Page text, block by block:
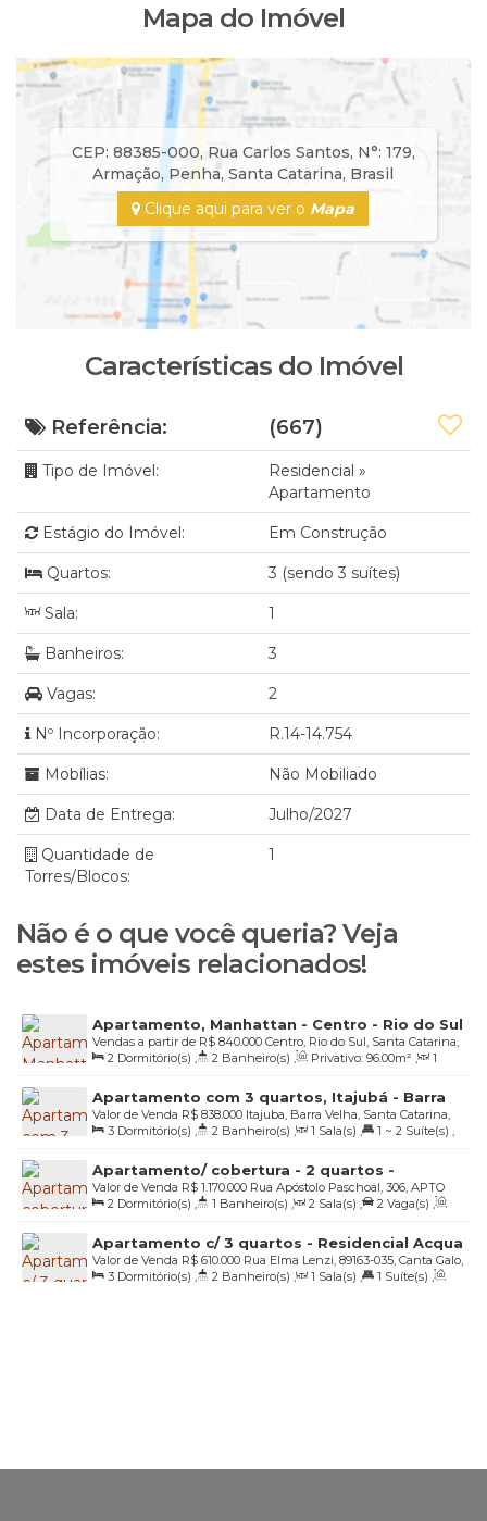
Mapa do Imóvel
CEP: 88385-000, Rua Carlos Santos, N°: 179,
Armação, Penha,Santa Catarina, Brasil
Clique aqui para ver o Mapa
Características do Imóvel
Referência: (667)
Tipo de Imóvel: Residencial »
Apartamento
Estágio do Imóvel: Em Construção
Quartos: 3 (sendo 3 suítes)
Sala: 1
Banheiros: 3
Vagas: 2
Nº Incorporação: R.14-14.754
Mobílias: Não Mobiliado
Data de Entrega: Julho/2027
Quantidade de
Torres/Blocos:
1
Não é o que você queria? Veja
estes imóveis relacionados!
Apartamento, Manhattan - Centro - Rio do Sul
R$ 840.000
Vendas a partir de
Centro, Rio do Sul, Santa Catarina,
Brasil
2 Dormitório(s) , 2 Banheiro(s) , Privativo: 96.00m² ,
1
Sala(s) , 1 Suíte(s) , 1 Vaga(s) , Útil: 98.00m²
Apartamento com 3 quartos, Itajubá - Barra
Velha
R$ 838.000
Valor de Venda
Itajuba, Barra Velha, Santa Catarina,
Brasil
3 Dormitório(s) , 2 Banheiro(s) , 1 Sala(s) , 1 ~ 2 Suíte(s) ,
1 Vaga(s) , Útil: 111.00m²
Apartamento/ cobertura - 2 quartos -
Canasvieiras - Florianópolis/SC
R$ 1.170.000
Valor de Venda
Rua Apóstolo Paschoal, 306, APTO
303, 88054-100, Canasvieiras, Florianópolis, Santa Catarina, Brasil
2 Dormitório(s) , 1 Banheiro(s) , 2 Sala(s) , 2 Vaga(s) ,
Útil: 116.58m²
Apartamento c/ 3 quartos - Residencial Acqua
Bella - Bairro Canta Galo - Rio do Sul/SC
R$ 610.000
Valor de Venda
Rua Elma Lenzi, 89163-035, Canta Galo,
Rio do Sul, Santa Catarina, Brasil
3 Dormitório(s) , 2 Banheiro(s) , 1 Sala(s) , 1 Suíte(s) ,